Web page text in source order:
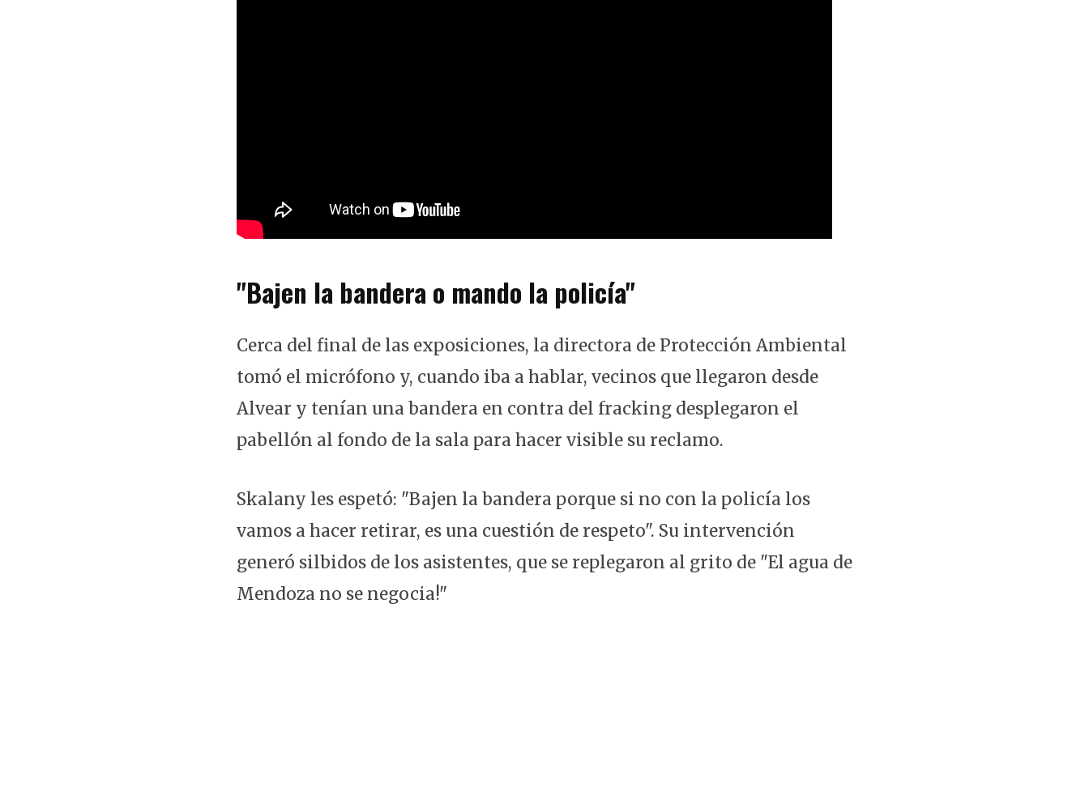
"Bajen la bandera o mando la policía"
Cerca del final de las exposiciones, la directora de Protección Ambiental
tomó el micrófono y, cuando iba a hablar, vecinos que llegaron desde
Alvear y tenían una bandera en contra del fracking desplegaron el
pabellón al fondo de la sala para hacer visible su reclamo.
Skalany les espetó: "Bajen la bandera porque si no con la policía los
vamos a hacer retirar, es una cuestión de respeto". Su intervención
generó silbidos de los asistentes, que se replegaron al grito de "El agua de
Mendoza no se negocia!"